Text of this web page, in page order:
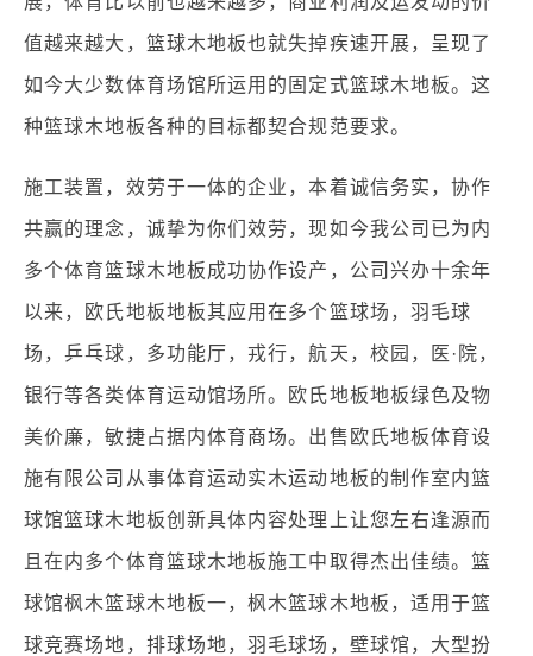
值越来越大，篮球木地板也就失掉疾速开展，呈现了
如今大少数体育场馆所运用的固定式篮球木地板。这
种篮球木地板各种的目标都契合规范要求。
施工装置，效劳于一体的企业，本着诚信务实，协作
共赢的理念，诚挚为你们效劳，现如今我公司已为内
多个体育篮球木地板成功协作设产，公司兴办十余年
以来，欧氏地板地板其应用在多个篮球场，羽毛球
场，乒乓球，多功能厅，戎行，航天，校园，医·院，
银行等各类体育运动馆场所。欧氏地板地板绿色及物
美价廉，敏捷占据内体育商场。出售欧氏地板体育设
施有限公司从事体育运动实木运动地板的制作室内篮
球馆篮球木地板创新具体内容处理上让您左右逢源而
且在内多个体育篮球木地板施工中取得杰出佳绩。篮
球馆枫木篮球木地板一，枫木篮球木地板，适用于篮
球竞赛场地，排球场地，羽毛球场，壁球馆，大型扮